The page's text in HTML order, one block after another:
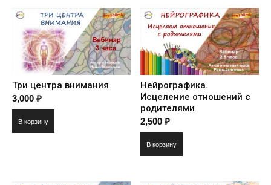
Три центра внимания
3,000 ₽
В корзину
Нейрографика.
Исцеление отношений с
родителями
2,500₽
В корзину